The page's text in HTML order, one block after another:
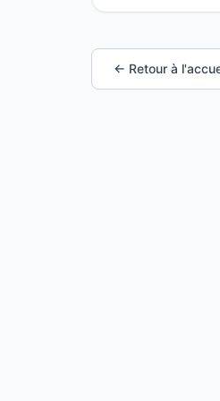
← Retour à